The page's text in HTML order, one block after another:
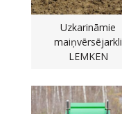
Uzkarināmie
maiņvērsējarkli
LEMKEN